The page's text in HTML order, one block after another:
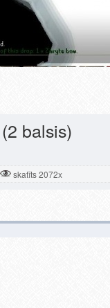
(2 balsis)
skatīts 2072x